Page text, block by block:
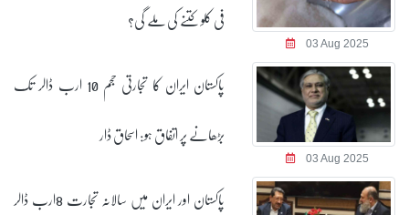
03 Aug 2025
فی کلو کتنے کی ملے گی؟
03 Aug 2025
پاکستان ایران کا تجارتی حجم 10 ارب ڈالر تک
بڑھانے پر اتفاق ہو: اسحاق ڈار
پاکستان اور ایران میں سالانہ تجارت 8ارب ڈالر